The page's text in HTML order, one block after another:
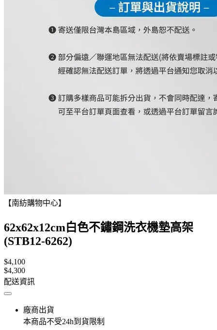
【南紡購物中心】
62x62x12cm白色不鏽鋼洗衣機墊高架
(STB12-6262)
$4,100
$4,300
配送資訊
廠商出貨
本商品不受24h到貨限制